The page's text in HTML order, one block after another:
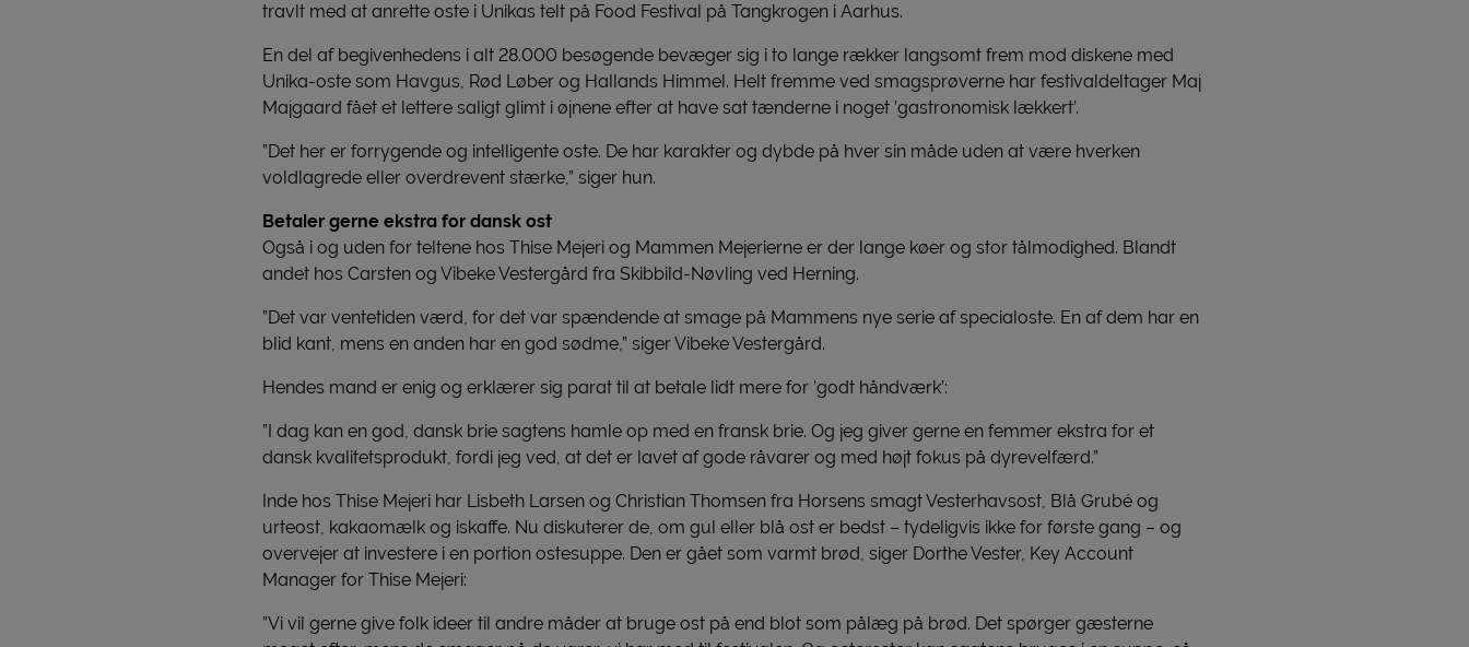
travlt med at anrette oste i Unikas telt på Food Festival på Tangkrogen i Aarhus.
En del af begivenhedens i alt 28.000 besøgende bevæger sig i to lange rækker langsomt frem mod diskene med
Unika-oste som Havgus, Rød Løber og Hallands Himmel. Helt fremme ved smagsprøverne har festivaldeltager Maj
Majgaard fået et lettere saligt glimt i øjnene efter at have sat tænderne i noget ’gastronomisk lækkert’.
”Det her er forrygende og intelligente oste. De har karakter og dybde på hver sin måde uden at være hverken
voldlagrede eller overdrevent stærke,” siger hun.
Betaler gerne ekstra for dansk ost
Også i og uden for teltene hos Thise Mejeri og Mammen Mejerierne er der lange køer og stor tålmodighed. Blandt
andet hos Carsten og Vibeke Vestergård fra Skibbild-Nøvling ved Herning.
”Det var ventetiden værd, for det var spændende at smage på Mammens nye serie af specialoste. En af dem har en
blid kant, mens en anden har en god sødme,” siger Vibeke Vestergård.
Hendes mand er enig og erklærer sig parat til at betale lidt mere for ’godt håndværk’:
”I dag kan en god, dansk brie sagtens hamle op med en fransk brie. Og jeg giver gerne en femmer ekstra for et
dansk kvalitetsprodukt, fordi jeg ved, at det er lavet af gode råvarer og med højt fokus på dyrevelfærd.”
Inde hos Thise Mejeri har Lisbeth Larsen og Christian Thomsen fra Horsens smagt Vesterhavsost, Blå Grubé og
urteost, kakaomælk og iskaffe. Nu diskuterer de, om gul eller blå ost er bedst – tydeligvis ikke for første gang – og
overvejer at investere i en portion ostesuppe. Den er gået som varmt brød, siger Dorthe Vester, Key Account
Manager for Thise Mejeri:
”Vi vil gerne give folk ideer til andre måder at bruge ost på end blot som pålæg på brød. Det spørger gæsterne